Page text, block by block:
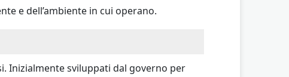
e dell’ambiente in cui operano.
Inizialmente sviluppati dal governo per